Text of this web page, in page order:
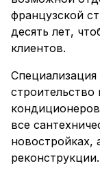
французской
десять лет,
клиентов.
все
новостройках,
реконструкции.